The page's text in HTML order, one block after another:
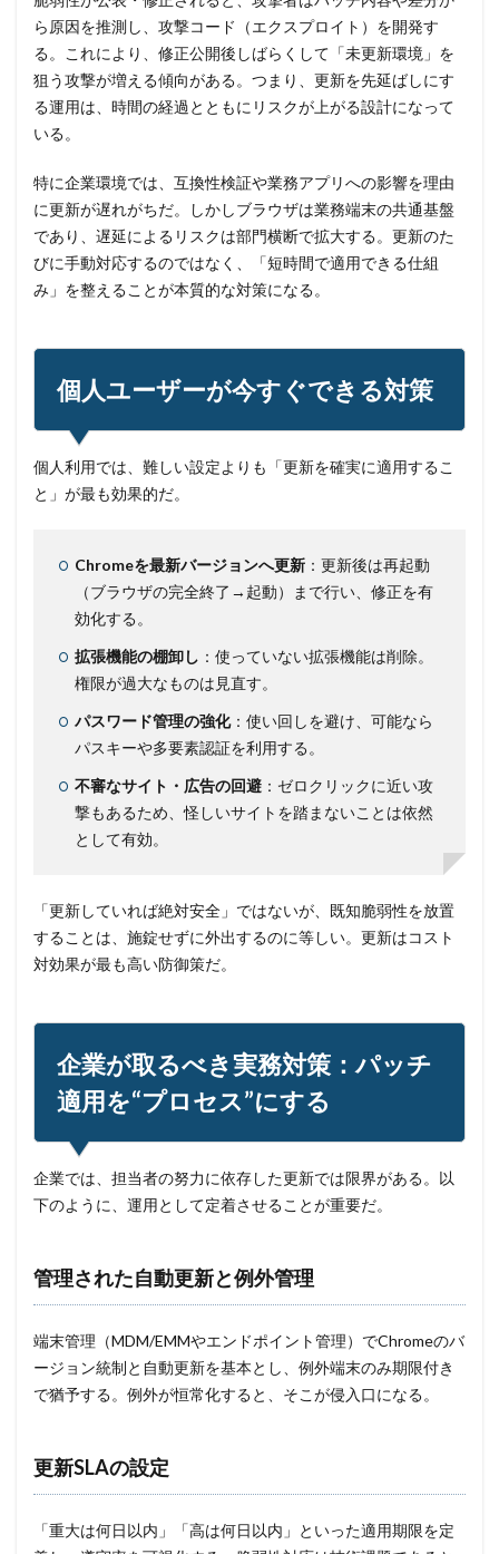
ら原因を推測し、攻撃コード（エクスプロイト）を開発す
る。これにより、修正公開後しばらくして「未更新環境」を
狙う攻撃が増える傾向がある。つまり、更新を先延ばしにす
る運用は、時間の経過とともにリスクが上がる設計になって
いる。
特に企業環境では、互換性検証や業務アプリへの影響を理由
に更新が遅れがちだ。しかしブラウザは業務端末の共通基盤
であり、遅延によるリスクは部門横断で拡大する。更新のた
びに手動対応するのではなく、「短時間で適用できる仕組
み」を整えることが本質的な対策になる。
個人ユーザーが今すぐできる対策
個人利用では、難しい設定よりも「更新を確実に適用するこ
と」が最も効果的だ。
Chromeを最新バージョンへ更新 ：更新後は再起動
（ブラウザの完全終了→起動）まで行い、修正を有
効化する。
拡張機能の棚卸し ：使っていない拡張機能は削除。
権限が過大なものは見直す。
パスワード管理の強化：使い回しを避け、可能なら
パスキーや多要素認証を利用する。
不審なサイト・広告の回避 ：ゼロクリックに近い攻
撃もあるため、怪しいサイトを踏まないことは依然
として有効。
「更新していれば絶対安全」ではないが、既知脆弱性を放置
することは、施錠せずに外出するのに等しい。更新はコスト
対効果が最も高い防御策だ。
企業が取るべき実務対策：パッチ
適用を“プロセス”にする
企業では、担当者の努力に依存した更新では限界がある。以
下のように、運用として定着させることが重要だ。
管理された自動更新と例外管理
端末管理（MDM/EMMやエンドポイント管理）でChromeのバ
ージョン統制と自動更新を基本とし、例外端末のみ期限付き
で猶予する。例外が恒常化すると、そこが侵入口になる。
更新SLAの設定
「重大は何日以内」「高は何日以内」といった適用期限を定